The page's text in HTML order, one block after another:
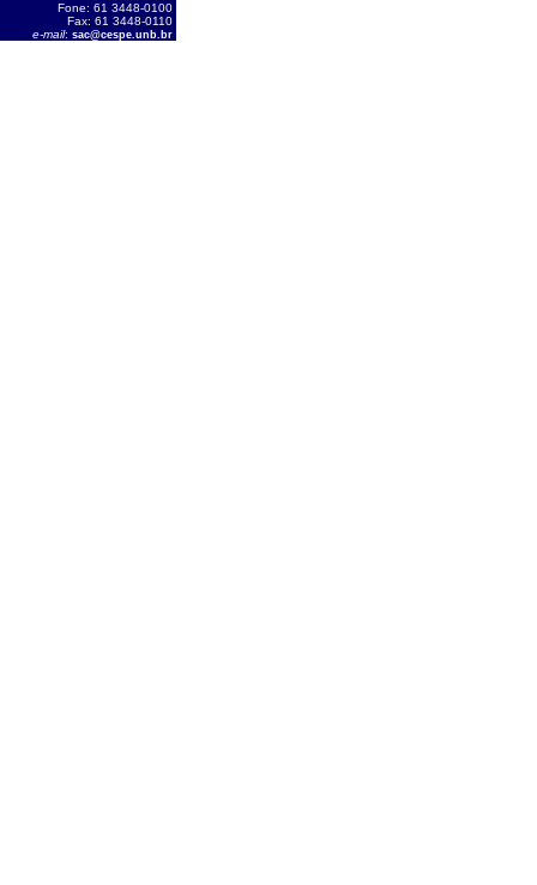
Fone: 61 3448-0100
Fax: 61 3448-0110
e-mail: sac@cespe.unb.br